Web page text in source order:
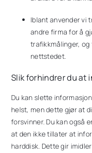
Iblant anvender vi
andre firma for å
trafikkmålinger,
nettstedet.
Slik forhindrer du at
Du kan slette
helst, men dette gjør at
forsvinner. Du kan også
at den ikke tillater at
harddisk. Dette gir